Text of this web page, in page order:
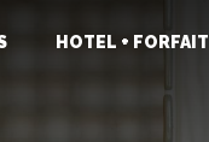
HOTEL + FORFAIT